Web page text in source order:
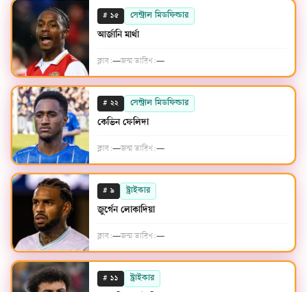
# ১৫ সেন্ট্রাল মিডফিল্ডার
আর্জানি মার্থা
ক্লাব:—জন্ম তারিখ:—
# ২২ সেন্ট্রাল মিডফিল্ডার
কেভিন ফেলিদা
ক্লাব:—জন্ম তারিখ:—
# ৯ স্ট্রাইকার
জুর্গেন লোকাদিয়া
ক্লাব:—জন্ম তারিখ:—
# ১১ স্ট্রাইকার